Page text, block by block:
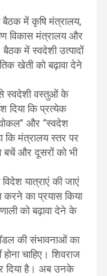
बैठक में कृषि मंत्रालय,
विकास मंत्रालय और
में स्वदेशी उत्पादों
खेती को बढ़ावा देने
से स्वदेशी वस्तुओं के
दिया कि प्रत्येक
और “स्वदेश
कि मंत्रालय स्तर पर
बचें और दूसरों को भी
यात्राएं की जाएं
का प्रयास किया
को बढ़ावा देने के
की संभावनाओं का
चाहिए। शिवराज
दिया है। अब उनके